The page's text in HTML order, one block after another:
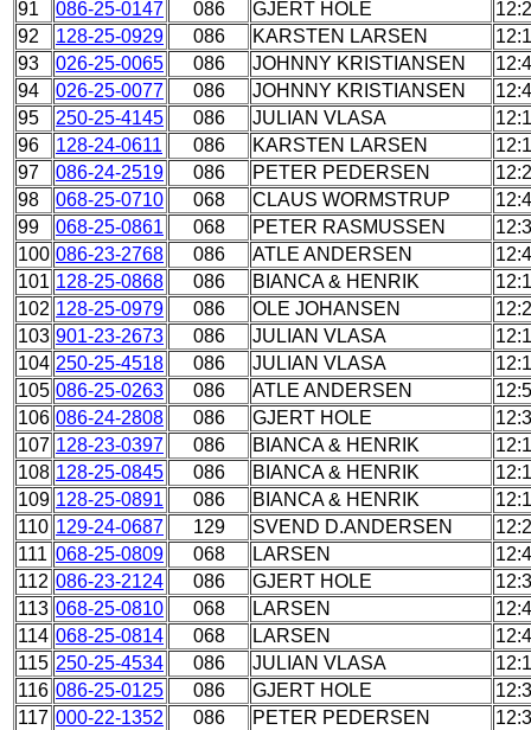
91
086-25-0147 086 GJERT HOLE
92
128-25-0929 086 KARSTEN LARSEN
93
026-25-0065 086 JOHNNY KRISTIANSEN
94
026-25-0077 086 JOHNNY KRISTIANSEN
95
250-25-4145 086 JULIAN VLASA
96
128-24-0611 086 KARSTEN LARSEN
97
086-24-2519 086 PETER PEDERSEN
98
068-25-0710 068 CLAUS WORMSTRUP
99
068-25-0861 068 PETER RASMUSSEN
100 086-23-2768 086 ATLE ANDERSEN
101 128-25-0868 086 BIANCA & HENRIK
102 128-25-0979 086 OLE JOHANSEN
103 901-23-2673 086 JULIAN VLASA
104 250-25-4518 086 JULIAN VLASA
105 086-25-0263 086 ATLE ANDERSEN
106 086-24-2808 086 GJERT HOLE
107 128-23-0397 086 BIANCA & HENRIK
108 128-25-0845 086 BIANCA & HENRIK
109 128-25-0891 086 BIANCA & HENRIK
110 129-24-0687 129 SVEND D.ANDERSEN
111 068-25-0809 068 LARSEN
112 086-23-2124 086 GJERT HOLE
113 068-25-0810 068 LARSEN
114 068-25-0814 068 LARSEN
115 250-25-4534 086 JULIAN VLASA
116 086-25-0125 086 GJERT HOLE
117 000-22-1352 086 PETER PEDERSEN